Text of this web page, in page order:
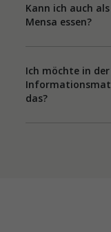
Kann ich auch
Mensa essen?
Ich möchte in
das?